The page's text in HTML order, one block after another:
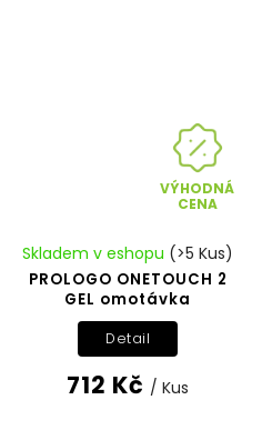
VÝHODNÁ
CENA
PROLOGO ONETOUCH 2
GEL omotávka
Skladem v eshopu (>5 Kus)
712 Kč / Kus
Detail